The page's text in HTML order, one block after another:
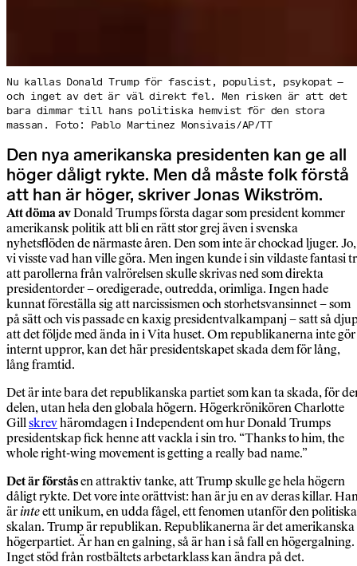
Nu kallas Donald Trump för fascist, populist, psykopat –
och inget av det är väl direkt fel. Men risken är att det
bara dimmar till hans politiska hemvist för den stora
massan. Foto: Pablo Martinez Monsivais/AP/TT
Den nya amerikanska presidenten kan ge all
höger dåligt rykte. Men då måste folk förstå
att han är höger, skriver Jonas Wikström.
Att döma avDonald Trumps första dagar som president kommer
amerikansk politik att bli en rätt stor grej även i svenska
nyhetsflöden de närmaste åren. Den som inte är chockad ljuger. Jo,
vi visste vad han ville göra. Men ingen kunde i sin vildaste fantasi
att parollerna från valrörelsen skulle skrivas ned som direkta
presidentorder – oredigerade, outredda, orimliga. Ingen hade
kunnat föreställa sig att narcissismen och storhetsvansinnet – som
på sätt och vis passade en kaxig presidentvalkampanj – satt så
att det följde med ända in i Vita huset. Om republikanerna inte gör
internt uppror, kan det här presidentskapet skada dem för lång,
lång framtid.
Det är inte bara det republikanska partiet som kan ta skada, för
delen, utan hela den globala högern. Högerkrönikören Charlotte
Gillskrevhäromdagen i Independent om hur Donald Trumps
presidentskap fick henne att vackla i sin tro. “Thanks to him, the
whole right-wing movement is getting a really bad name.”
Det är förståsen attraktiv tanke, att Trump skulle ge hela högern
dåligt rykte. Det vore inte orättvist: han är ju en av deras killar.
ärinteett unikum, en udda fågel, ett fenomen utanför den politiska
skalan. Trump är republikan. Republikanerna är det amerikanska
högerpartiet. Är han en galning, så är han i så fall en högergalning.
Inget stöd från rostbältets arbetarklass kan ändra på det.